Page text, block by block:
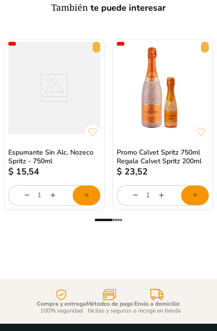
También te puede interesar
Espumante Sin Alc. Nozeco
Spritz - 750ml
$ 15,54
Cantidad
producto
Promo Calvet Spritz 750ml
Regala Calvet Spritz 200ml
$ 23,52
Cantidad
producto
Compra y entrega
100% seguridad
Métodos de pago
fáciles y seguros
Envío a domicilio
o recoge en tienda